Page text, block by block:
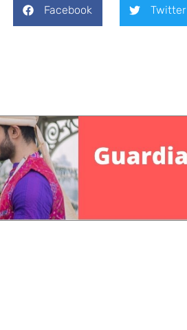
Facebook Twitter